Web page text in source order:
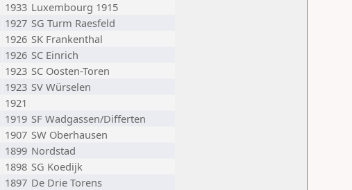
1933 Luxembourg 1915
1927 SG Turm Raesfeld
1926 SK Frankenthal
1926 SC Einrich
1923 SC Oosten-Toren
1923 SV Würselen
1921
1919 SF Wadgassen/Differten
1907 SW Oberhausen
1899 Nordstad
1898 SG Koedijk
1897 De Drie Torens